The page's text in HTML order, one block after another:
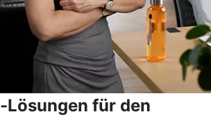
Lösungen für den